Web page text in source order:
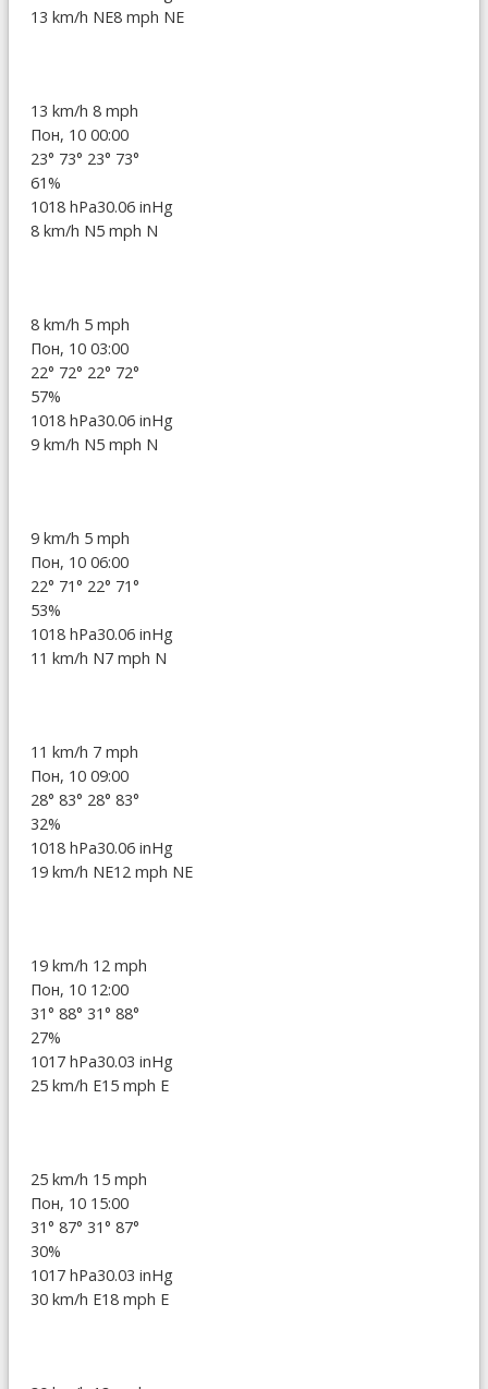
13 km/h NE8 mph NE
13 km/h 8 mph
Пон, 10 00:00
23° 73° 23° 73°
61%
1018 hPa30.06 inHg
8 km/h N5 mph N
8 km/h 5 mph
Пон, 10 03:00
22° 72° 22° 72°
57%
1018 hPa30.06 inHg
9 km/h N5 mph N
9 km/h 5 mph
Пон, 10 06:00
22° 71° 22° 71°
53%
1018 hPa30.06 inHg
11 km/h N7 mph N
11 km/h 7 mph
Пон, 10 09:00
28° 83° 28° 83°
32%
1018 hPa30.06 inHg
19 km/h NE12 mph NE
19 km/h 12 mph
Пон, 10 12:00
31° 88° 31° 88°
27%
1017 hPa30.03 inHg
25 km/h E15 mph E
25 km/h 15 mph
Пон, 10 15:00
31° 87° 31° 87°
30%
1017 hPa30.03 inHg
30 km/h E18 mph E